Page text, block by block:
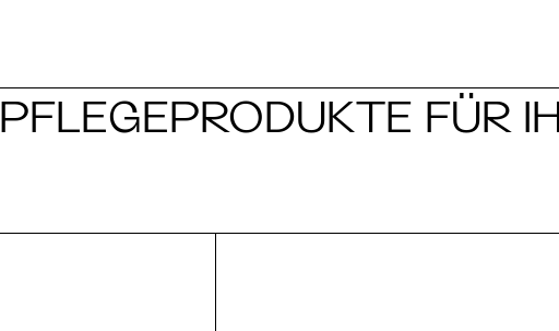
PFLEGEPRODUKTE FÜR